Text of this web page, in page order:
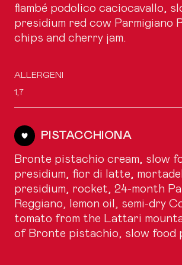
flambé podolico caciocavallo,
presidium red cow Parmigiano
chips and cherry jam.
ALLERGENI
1,7
PISTACCHIONA
Bronte pistachio cream, slow
presidium, fior di latte,
presidium, rocket, 24-month
Reggiano, lemon oil, semi-dry
tomato from the Lattari
of Bronte pistachio, slow food